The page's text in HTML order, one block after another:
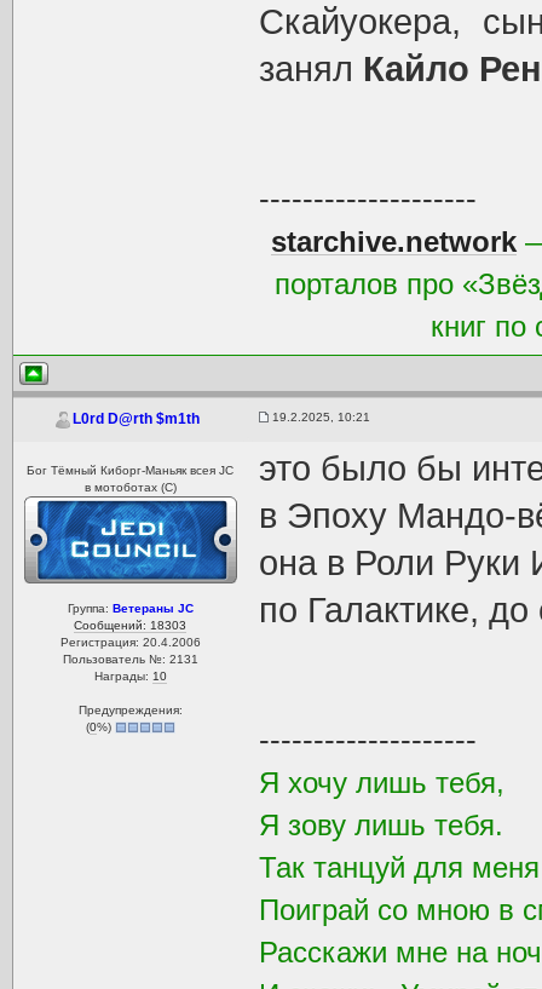
Скайуокера,
занял Кайло Рен
--------------------
starchive.network
порталов про
книг по
L0rd D@rth $m1th 19.2.2025, 10:21
Бог Тёмный Киборг-Маньяк всея JC
в мотоботах (С)
Группа: Ветераны JC
Сообщений: 18303
Регистрация: 20.4.2006
Пользователь №: 2131
Награды: 10
Предупреждения:
(0%)
это было бы
в Эпоху Мандо-
она в Роли Руки
по Галактике,
--------------------
Я хочу лишь тебя,
Я зову лишь тебя.
Так танцуй для
Поиграй со мною в
Расскажи мне на